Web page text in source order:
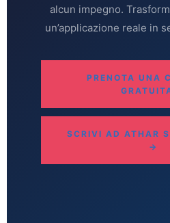
alcun impegno.
un’applicazione reale in
PRENOTA UNA
SCRIVI AD ATHAR
→